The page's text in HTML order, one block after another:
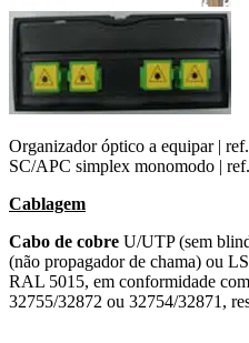
Organizador óptico a
SC/APC simplex monomodo |
Cablagem
Cabo de cobre U/UTP (sem
(não propagador de chama) ou
RAL 5015, em conformidade
32755/32872 ou 32754/32871,